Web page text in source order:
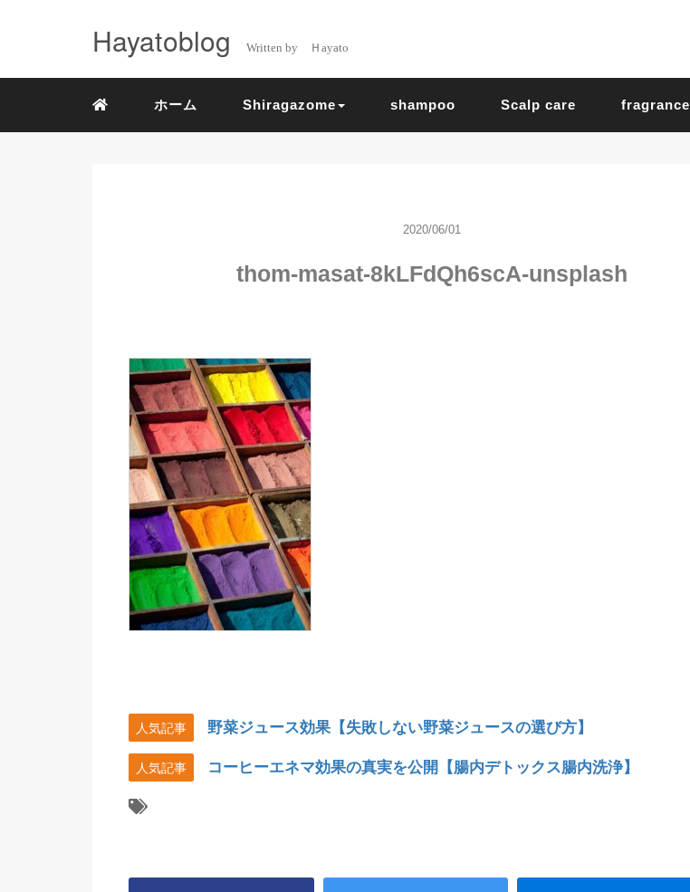
Hayatoblog Written by Ｈayato
ホーム Shiragazome shampoo Scalp care fragrance
2020/06/01
thom-masat-8kLFdQh6scA-unsplash
人気記事 野菜ジュース効果【失敗しない野菜ジュースの選び方】
人気記事 コーヒーエネマ効果の真実を公開【腸内デトックス腸内洗浄】